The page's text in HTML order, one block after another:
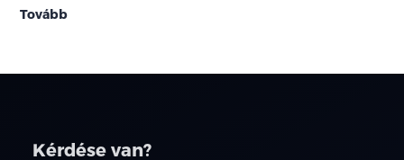
Tovább
Kérdése van?